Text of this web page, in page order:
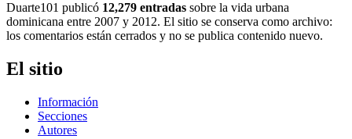
Duarte101 publicó 12,279 entradas sobre la vida urbana
dominicana entre 2007 y 2012. El sitio se conserva como archivo:
los comentarios están cerrados y no se publica contenido nuevo.
El sitio
Información
Secciones
Autores